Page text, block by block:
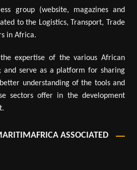
group (website, magazines and
to the Logistics, Transport, Trade
in Africa.
expertise of the various African
and serve as a platform for sharing
understanding of the tools and
sectors offer in the development
ASSOCIATED